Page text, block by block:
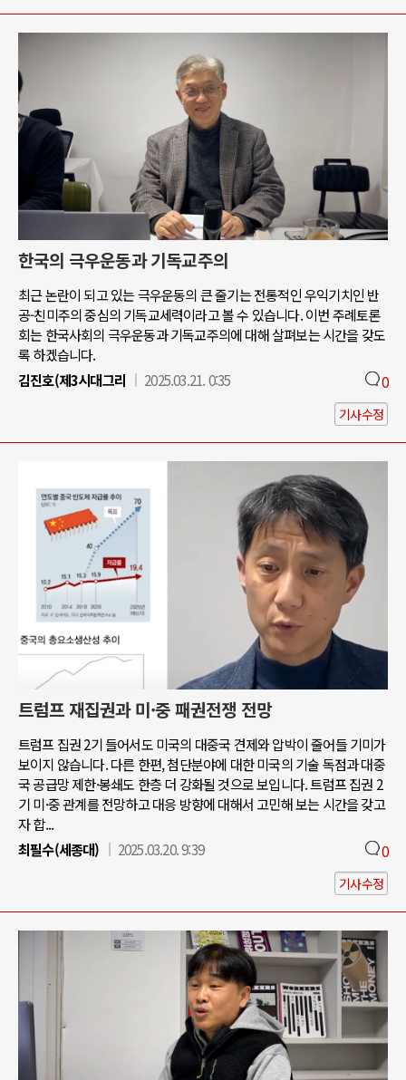
한국의 극우운동과 기독교주의
최근 논란이 되고 있는 극우운동의 큰 줄기는 전통적인 우익기치인 반
공-친미주의 중심의 기독교세력이라고 볼 수 있습니다. 이번 주례토론
회는 한국사회의 극우운동과 기독교주의에 대해 살펴보는 시간을 갖도
록 하겠습니다.
김진호(제3시대그리
2025.03.21. 0:35 0
기사수정
트럼프 재집권과 미·중 패권전쟁 전망
트럼프 집권 2기 들어서도 미국의 대중국 견제와 압박이 줄어들 기미가
보이지 않습니다. 다른 한편, 첨단분야에 대한 미국의 기술 독점과 대중
국 공급망 제한·봉쇄도 한층 더 강화될 것으로 보입니다. 트럼프 집권 2
기 미·중 관계를 전망하고 대응 방향에 대해서 고민해 보는 시간을 갖고
자 합...
최필수(세종대)
2025.03.20. 9:39 0
기사수정